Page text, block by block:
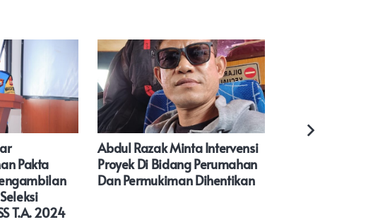
Pakta
T.A. 2024
Abdul Razak Minta Intervensi
Proyek Di Bidang Perumahan
Dan Permukiman Dihentikan